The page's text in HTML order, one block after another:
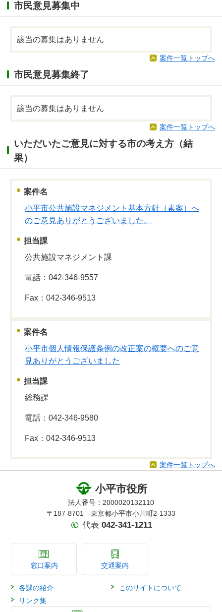
市民意見募集中
該当の募集はありません
案件一覧トップへ
市民意見募集終了
該当の募集はありません
案件一覧トップへ
いただいたご意見に対する市の考え方（結
果）
案件名
小平市公共施設マネジメント基本方針（素案）へ
のご意見ありがとうございました。
担当課
公共施設マネジメント課
電話：042-346-9557
Fax：042-346-9513
案件名
小平市個人情報保護条例の改正案の概要へのご意
見ありがとうございました
担当課
総務課
電話：042-346-9580
Fax：042-346-9513
案件一覧トップへ
小平市役所
法人番号：2000020132110
〒187-8701 東京都小平市小川町2-1333
代表 042-341-1211
窓口案内 交通案内
各課の紹介
このサイトについて
リンク集